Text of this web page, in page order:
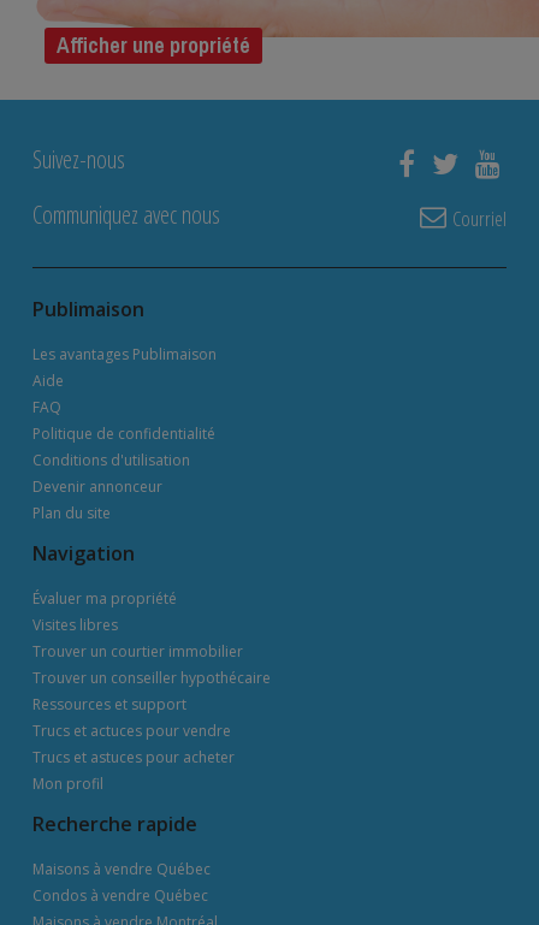
Afficher une propriété
Suivez-nous
Communiquez avec nous
Courriel
Publimaison
Les avantages Publimaison
Aide
FAQ
Politique de confidentialité
Conditions d'utilisation
Devenir annonceur
Plan du site
Navigation
Évaluer ma propriété
Visites libres
Trouver un courtier immobilier
Trouver un conseiller hypothécaire
Ressources et support
Trucs et actuces pour vendre
Trucs et astuces pour acheter
Mon profil
Recherche rapide
Maisons à vendre Québec
Condos à vendre Québec